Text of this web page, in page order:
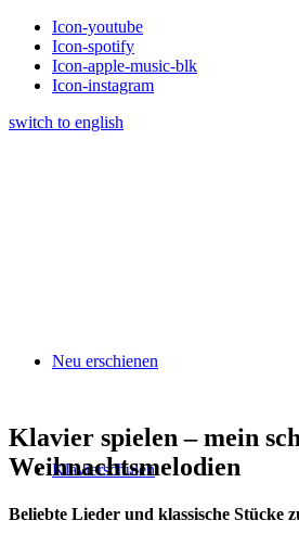
Icon-youtube
Icon-spotify
Icon-apple-music-blk
Icon-instagram
switch to english
Neu erschienen
Klavierschulen
Klavier spielen – mein
Weihnachtsmelodien
Beliebte Lieder und klassische Stücke